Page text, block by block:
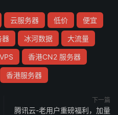
云服务器 低价 便宜
器 冰河数据 大流量
香港CN2 服务器
香港服务器
下一篇
腾讯云-老用户重磅福利，加量